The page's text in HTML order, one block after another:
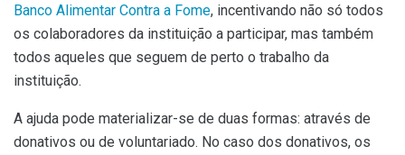
Banco Alimentar Contra a Fome, incentivando não só todos
os colaboradores da instituição a participar, mas também
todos aqueles que seguem de perto o trabalho da
instituição.
A ajuda pode materializar-se de duas formas: através de
donativos ou de voluntariado. No caso dos donativos, os